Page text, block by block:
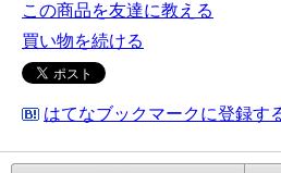
この商品を友達に教える
買い物を続ける
はてなブックマークに登録す